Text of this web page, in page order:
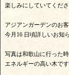
楽しみにしていてくだ
アジアンガーデンのお
今月16 日頃詳しいお知
写真は和歌山に行った
エネルギーの高い木で